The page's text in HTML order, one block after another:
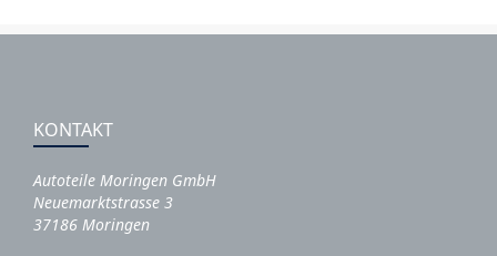
KONTAKT
Autoteile Moringen GmbH
Neuemarktstrasse 3
37186 Moringen